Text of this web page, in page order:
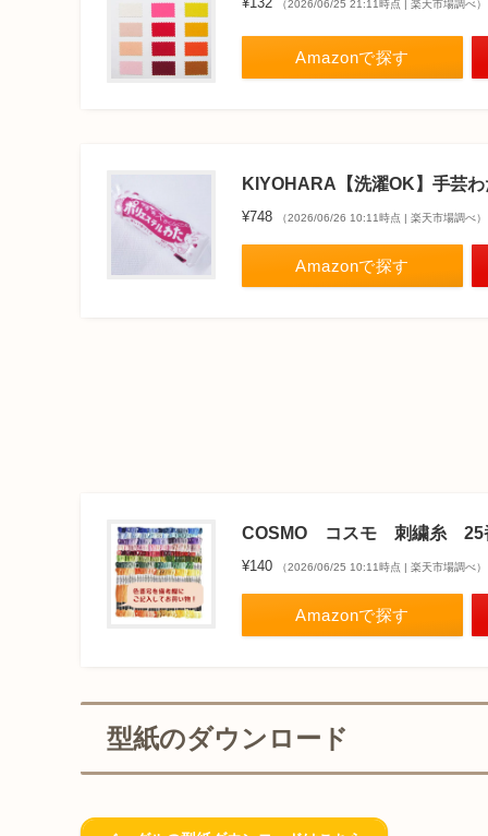
（2026/06/25 21:11時点 | 楽天市場調べ）
Amazonで探す
KIYOHARA【洗濯OK】手芸
¥748 （2026/06/26 10:11時点 | 楽天市場調べ）
Amazonで探す
COSMO コスモ 刺繍糸 25
¥140 （2026/06/25 10:11時点 | 楽天市場調べ）
Amazonで探す
型紙のダウンロード